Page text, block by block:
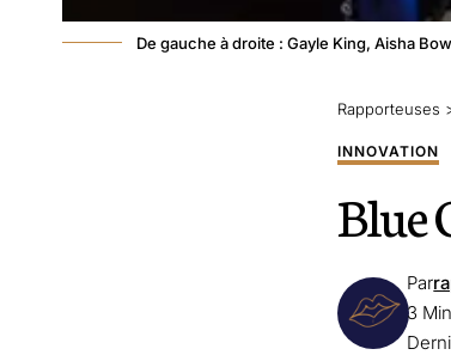
De gauche à droite : Gayle King, Aisha
Rapporteuses
INNOVATION
Blue
Par
3